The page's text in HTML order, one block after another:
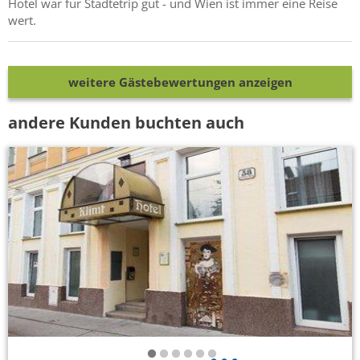
Hotel war für Städtetrip gut - und Wien ist immer eine Reise
wert.
weitere Gästebewertungen anzeigen
andere Kunden buchten auch